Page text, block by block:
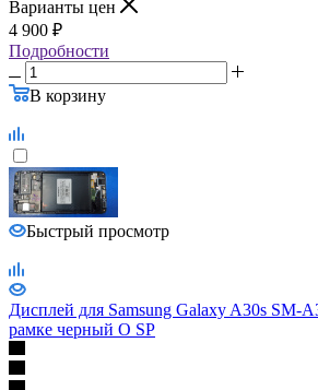
Варианты цен
4 900 ₽
Подробности
В корзину
Быстрый просмотр
Дисплей для Samsung Galaxy A30s SM-
рамке черный О SP